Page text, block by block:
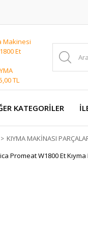
KATEGORİLER
KIYMA MAKİNASI